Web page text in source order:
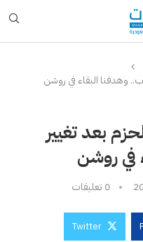
وهدفنا البقاء في روشن
بعد تغيير
في روشن
0 تعليقات
Twitter